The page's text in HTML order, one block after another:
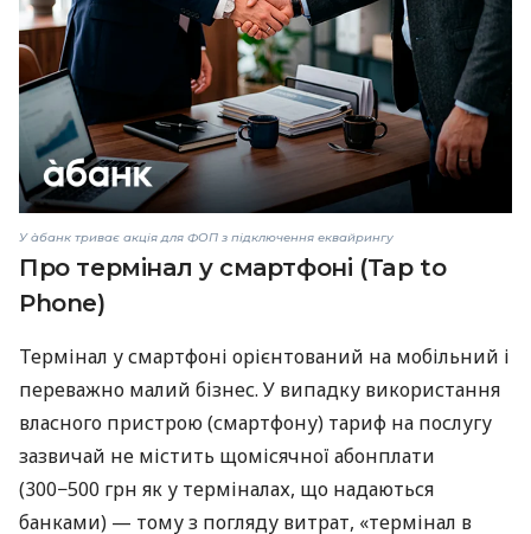
У àбанк триває акція для ФОП з підключення еквайрингу
Про термінал у смартфоні (Tap to
Phone)
Термінал у смартфоні орієнтований на мобільний і
переважно малий бізнес. У випадку використання
власного пристрою (смартфону) тариф на послугу
зазвичай не містить щомісячної абонплати
(300−500 грн як у терміналах, що надаються
банками) — тому з погляду витрат, «термінал в